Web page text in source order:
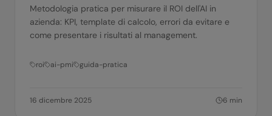
Metodologia pratica per misurare il ROI dell'AI in
azienda: KPI, template di calcolo, errori da evitare e
come presentare i risultati al management.
roi ai-pmi guida-pratica
16 dicembre 2025 6 min